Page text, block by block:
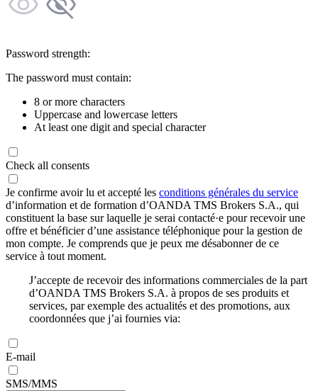
Password strength:
The password must contain:
8 or more characters
Uppercase and lowercase letters
At least one digit and special character
Check all consents
Je confirme avoir lu et accepté les conditions générales du service
d’information et de formation d’OANDA TMS Brokers S.A., qui
constituent la base sur laquelle je serai contacté·e pour recevoir une
offre et bénéficier d’une assistance téléphonique pour la gestion de
mon compte. Je comprends que je peux me désabonner de ce
service à tout moment.
J’accepte de recevoir des informations commerciales de la part
d’OANDA TMS Brokers S.A. à propos de ses produits et
services, par exemple des actualités et des promotions, aux
coordonnées que j’ai fournies via:
E-mail
SMS/MMS